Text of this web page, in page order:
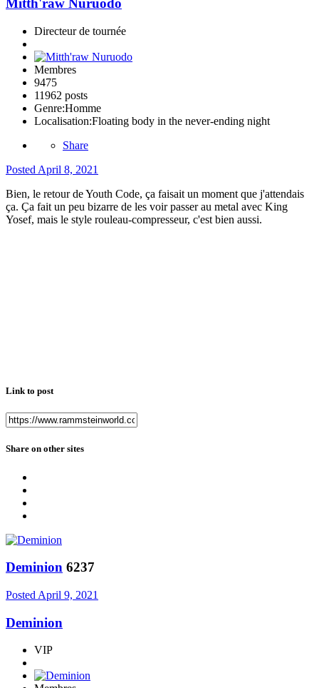
Mitth'raw Nuruodo
Directeur de tournée
Membres
9475
11962 posts
Genre:Homme
Localisation:Floating body in the never-ending night
Share
Posted April 8, 2021
Bien, le retour de Youth Code, ça faisait un moment que j'attendais
ça. Ça fait un peu bizarre de les voir passer au metal avec King
Yosef, mais le style rouleau-compresseur, c'est bien aussi.
Link to post
Share on other sites
Deminion 6237
Posted April 9, 2021
Deminion
VIP